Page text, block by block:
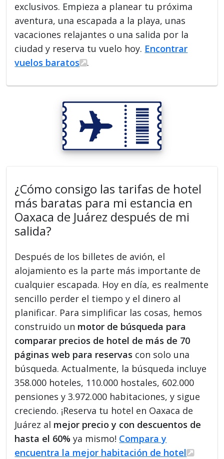
exclusivos. Empieza a planear tu próxima
aventura, una escapada a la playa, unas
vacaciones relajantes o una salida por la
ciudad y reserva tu vuelo hoy. Encontrar
vuelos baratos
.
¿Cómo consigo las tarifas de hotel
más baratas para mi estancia en
Oaxaca de Juárez después de mi
salida?
Después de los billetes de avión, el
alojamiento es la parte más importante de
cualquier escapada. Hoy en día, es realmente
sencillo perder el tiempo y el dinero al
planificar. Para simplificar las cosas, hemos
construido un motor de búsqueda para
comparar precios de hotel de más de 70
páginas web para reservas con solo una
búsqueda. Actualmente, la búsqueda incluye
358.000 hoteles, 110.000 hostales, 602.000
pensiones y 3.972.000 habitaciones, y sigue
creciendo. ¡Reserva tu hotel en Oaxaca de
Juárez al mejor precio y con descuentos de
hasta el 60% ya mismo! Compara y
encuentra la mejor habitación de hotel